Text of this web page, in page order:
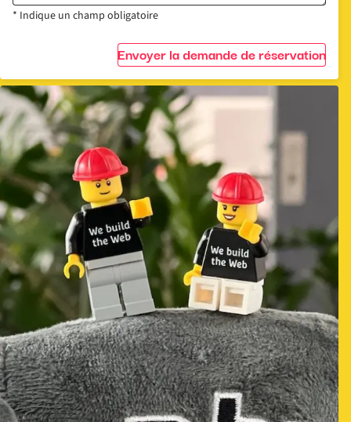
* Indique un champ obligatoire
Envoyer la demande de réservation